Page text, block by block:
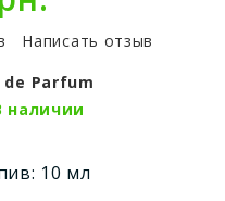
Написать отзыв
Parfum
наличии
10 мл